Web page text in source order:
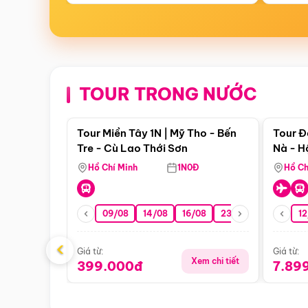
TOUR TRONG NƯỚC
Điểm nổi bật
Tour Miền Tây 1N | Mỹ Tho - Bến
Tre - Cù Lao Thới Sơn
Hồ Chí Minh 1N0Đ
09/08 14/08 16/08 23/08 30/08
Giá từ:
399.000đ Xem chi tiết
Tour
Nà -
Nha
Hồ
Giá từ:
‹